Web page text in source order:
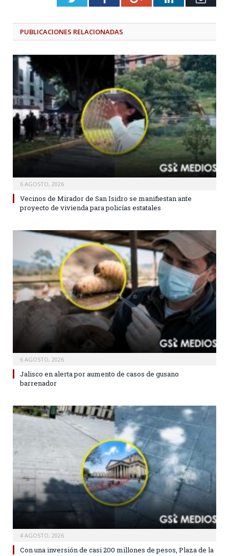
PUBLICACIONES RELACIONADAS
6 AGOSTO, 2026
Vecinos de Mirador de San Isidro se manifiestan ante
proyecto de vivienda para policías estatales
6 AGOSTO, 2026
Jalisco en alerta por aumento de casos de gusano
barrenador
4 AGOSTO, 2026
Con una inversión de casi 200 millones de pesos, Plaza de la